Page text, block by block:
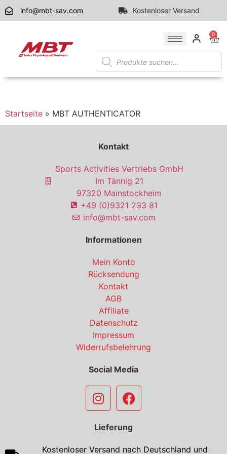
info@mbt-sav.com Kostenloser Versand
0
Startseite » MBT AUTHENTICATOR
Kontakt
Sports Activities Vertriebs GmbH
Im Tännig 21
97320 Mainstockheim
+49 (0)9321 233 81
info@mbt-sav.com
Informationen
Mein Konto
Rücksendung
Kontakt
AGB
Affiliate
Datenschutz
Impressum
Widerrufsbelehrung
Social Media
Lieferung
Kostenloser Versand nach Deutschland und